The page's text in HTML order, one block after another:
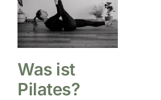
Was ist
Pilates?